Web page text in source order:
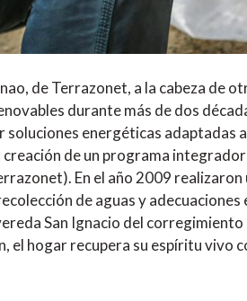
de Terrazonet, a la cabeza de
durante más de dos
energéticas adaptadas
de un programa
En el año 2009
de aguas y
San Ignacio del
el hogar recupera su espíritu vivo